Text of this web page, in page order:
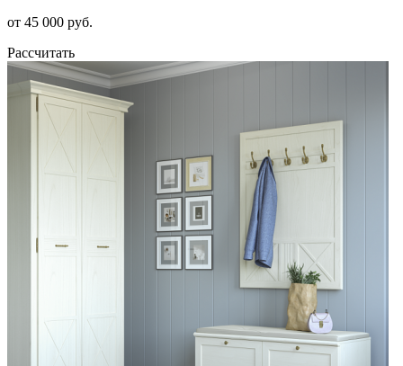
от 45 000 руб.
Рассчитать